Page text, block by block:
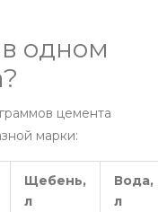
одном
цемента
марки:
Щебень,
л
Вода,
л